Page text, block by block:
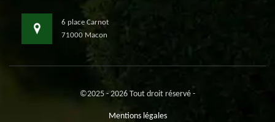
6 place Carnot
71000 Macon
©2025 - 2026 Tout droit réservé -
Mentions légales